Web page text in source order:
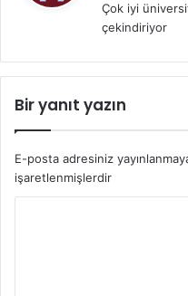
i
k
:
Çok iyi
çekindiriyor
Bir yanıt yazın
E-posta adresiniz
işaretlenmişlerdir